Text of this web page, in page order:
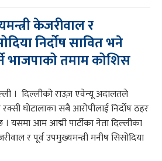
केजरीवाल र
निर्दोष सावित भने
भाजपाको तमाम कोशिस
। दिल्लीको राउज़ एवेन्यू अदालतले
रक्सी घोटालाका सबै आरोपीलाई निर्दोष ठहर
यसमा आम आद्मी पार्टीका नेता दिल्लीका
र पूर्व उपमुख्यमन्त्री मनीष सिसोदिया